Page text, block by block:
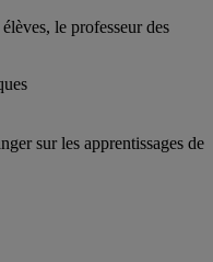
le professeur des
sur les apprentissages de